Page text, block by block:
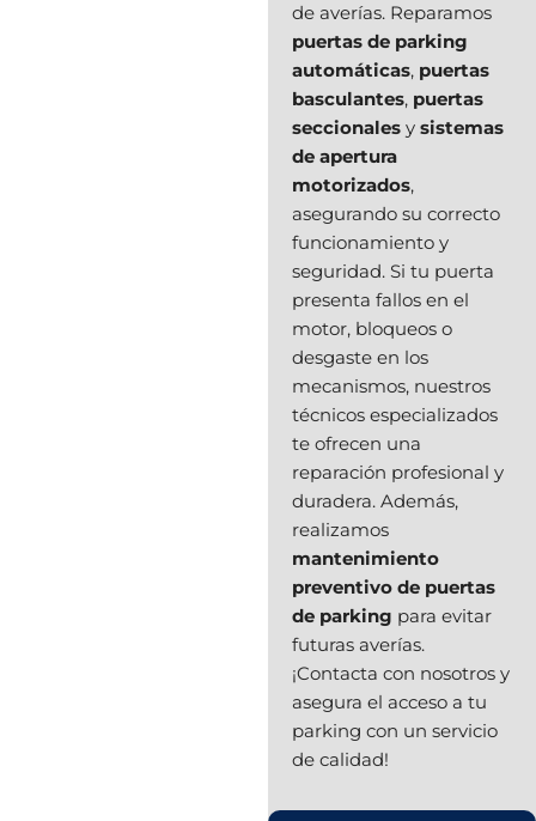
de averías. Reparamos
puertas de parking
automáticas, puertas
basculantes, puertas
seccionales y sistemas
de apertura
motorizados,
asegurando su correcto
funcionamiento y
seguridad. Si tu puerta
presenta fallos en el
motor, bloqueos o
desgaste en los
mecanismos, nuestros
técnicos especializados
te ofrecen una
reparación profesional y
duradera. Además,
realizamos
mantenimiento
preventivo de puertas
de parking para evitar
futuras averías.
¡Contacta con nosotros y
asegura el acceso a tu
parking con un servicio
de calidad!